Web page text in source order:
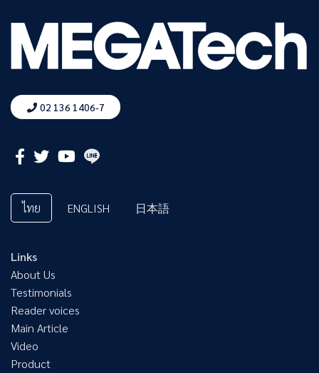
02 136 1406-7
ไทย ENGLISH 日本語
Links
About Us
Testimonials
Reader voices
Main Article
Video
Product